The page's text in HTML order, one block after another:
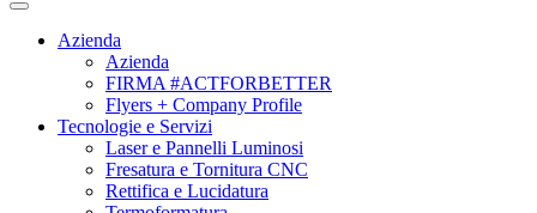
Toggle
navigationAzienda
Azienda
FIRMA #ACTFORBETTER
Flyers + Company Profile
Tecnologie e Servizi
Laser e Pannelli Luminosi
Fresatura e Tornitura CNC
Rettifica e Lucidatura